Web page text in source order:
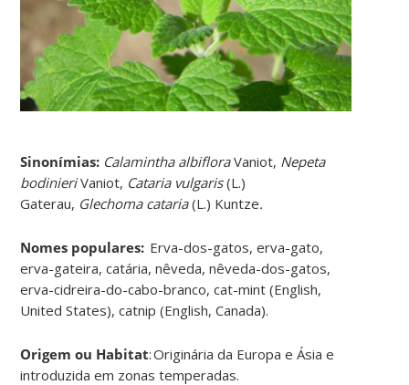
Sinonímias: Calamintha albifloraVaniot, Nepeta
bodinieriVaniot, Cataria vulgaris(L.)
Gaterau, Glechoma cataria(L.) Kuntze.
Nomes populares: Erva-dos-gatos, erva-gato,
erva-gateira, catária, nêveda, nêveda-dos-gatos,
erva-cidreira-do-cabo-branco, cat-mint (English,
United States), catnip (English, Canada).
Origem ou Habitat: Originária da Europa e Ásia e
introduzida em zonas temperadas.